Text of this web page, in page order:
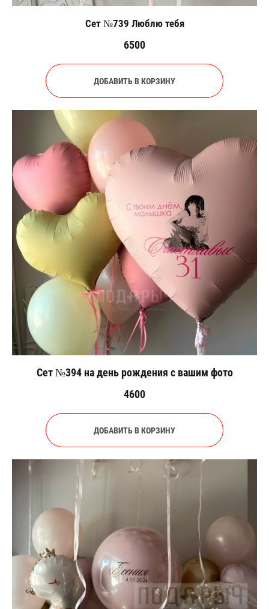
Сет №739 Люблю тебя
6500
ДОБАВИТЬ В КОРЗИНУ
Сет №394 на день рождения с вашим фото
4600
ДОБАВИТЬ В КОРЗИНУ